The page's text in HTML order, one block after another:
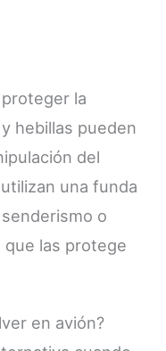
la
hebillas pueden
del
una funda
o
las protege
en avión?